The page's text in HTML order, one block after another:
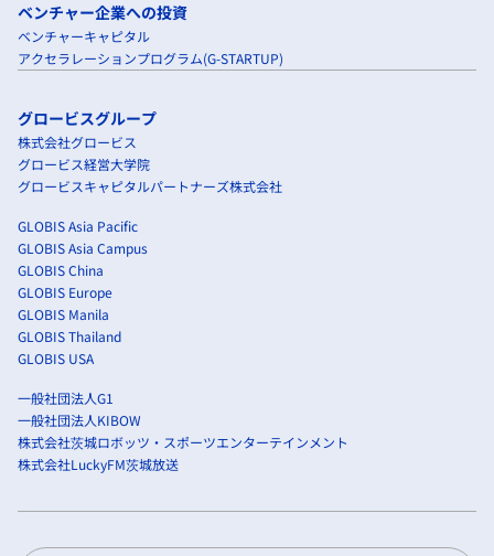
ベンチャー企業への投資
ベンチャーキャピタル
アクセラレーションプログラム(G-STARTUP)
グロービスグループ
株式会社グロービス
グロービス経営大学院
グロービスキャピタルパートナーズ株式会社
GLOBIS Asia Pacific
GLOBIS Asia Campus
GLOBIS China
GLOBIS Europe
GLOBIS Manila
GLOBIS Thailand
GLOBIS USA
一般社団法人G1
一般社団法人KIBOW
株式会社茨城ロボッツ・スポーツエンターテインメント
株式会社LuckyFM茨城放送